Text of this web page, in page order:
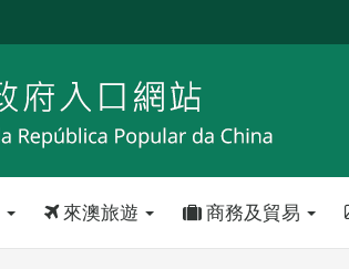
來澳旅遊 商務及貿易